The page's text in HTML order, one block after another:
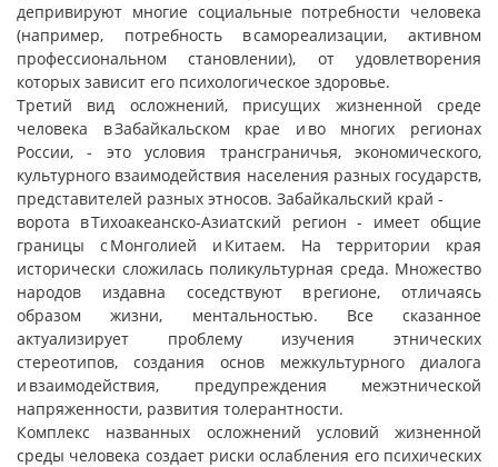
депривируют многие социальные потребности человека
(например, потребность в самореализации, активном
профессиональном становлении), от удовлетворения
которых зависит его психологическое здоровье.
Третий вид осложнений, присущих жизненной среде
человека в Забайкальском крае и во многих регионах
России, - это условия трансграничья, экономического,
культурного взаимодействия населения разных государств,
представителей разных этносов. Забайкальский край -
ворота в Тихоакеанско-Азиатский регион - имеет общие
границы с Монголией и Китаем. На территории края
исторически сложилась поликультурная среда. Множество
народов издавна соседствуют в регионе, отличаясь
образом жизни, ментальностью. Все сказанное
актуализирует проблему изучения этнических
стереотипов, создания основ межкультурного диалога
и взаимодействия, предупреждения межэтнической
напряженности, развития толерантности.
Комплекс названных осложнений условий жизненной
среды человека создает риски ослабления его психических